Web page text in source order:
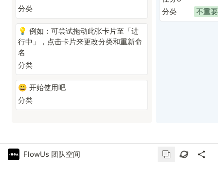
分类
💡 例如：可尝试拖动此张卡片至「进
行中」，点击卡片来更改分类和重新命
名
分类
😀 开始使用吧
分类
分类
不重
FlowUs 团队空间